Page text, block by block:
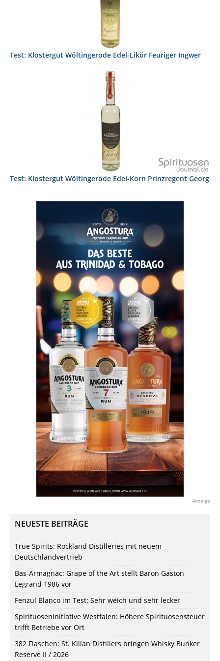
Test: Klostergut Wöltingerode Edel-Likör Feuriger Ingwer
Test: Klostergut Wöltingerode Edel-Korn Prinzregent Georg
Anzeige
NEUESTE BEITRÄGE
True Spirits: Rockland Distilleries mit neuem
Deutschlandvertrieb
Bas-Armagnac: Grape of the Art stellt Baron Gaston
Legrand 1986 vor
Fenzul Blanco im Test: Sehr weich und sehr lecker
Spirituoseninitiative Westfalen: Höhere Spirituosensteuer
trifft Betriebe vor Ort
382 Flaschen: St. Kilian Distillers bringen Whisky Bunker
Reserve II / 2026